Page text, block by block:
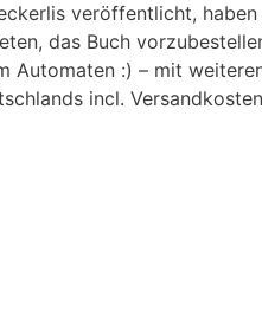
veröffentlicht,
das Buch
Automaten :) – mit
incl.